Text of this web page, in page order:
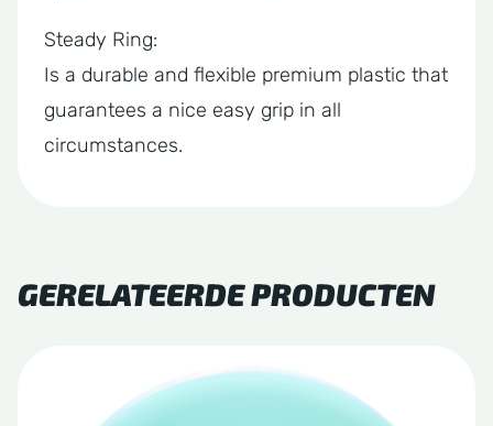
Steady Ring:
Is a durable and flexible premium plastic that
guarantees a nice easy grip in all
circumstances.
GERELATEERDE PRODUCTEN